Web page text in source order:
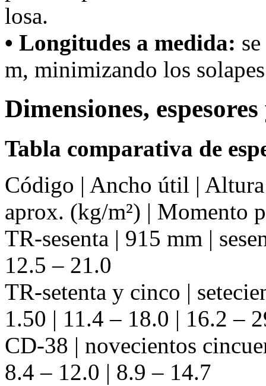
losa.
• Longitudes a medida:
m, minimizando los
Dimensiones,
Tabla comparativa de
Código | Ancho útil |
aprox. (kg/m²) | Momento
TR-sesenta | 915 mm |
12.5 – 21.0
TR-setenta y cinco |
1.50 | 11.4 – 18.0 | 16.2 –
CD-38 | novecientos
8.4 – 12.0 | 8.9 – 14.7